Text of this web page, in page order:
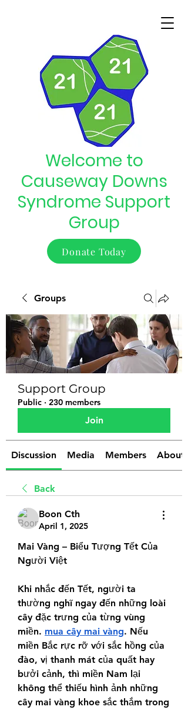
Welcome to
Causeway Downs
Syndrome Support
Group
Donate Today
Groups
Support Group
Public · 230 members
Join
Discussion Media Members About
Back
Boon Cth
April 1, 2025
Mai Vàng – Biểu Tượng Tết Của
Người Việt
Khi nhắc đến Tết, người ta
thường nghĩ ngay đến những loài
cây đặc trưng của từng vùng
miền. mua cây mai vàng. Nếu
miền Bắc rực rỡ với sắc hồng của
đào, vị thanh mát của quất hay
bưởi cảnh, thì miền Nam lại
không thể thiếu hình ảnh những
cây mai vàng khoe sắc thắm trong